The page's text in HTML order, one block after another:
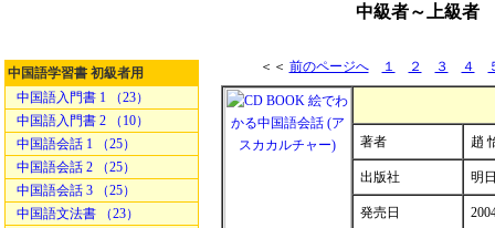
中級者～上級者
中国語学習書 初級者用
中国語入門書 1 （23）
中国語入門書 2 （10）
中国語会話 1 （25）
中国語会話 2 （25）
中国語会話 3 （25）
中国語文法書 （23）
＜＜ 前のページへ １ ２ ３ ４
著者 趙
出版社 明
発売日